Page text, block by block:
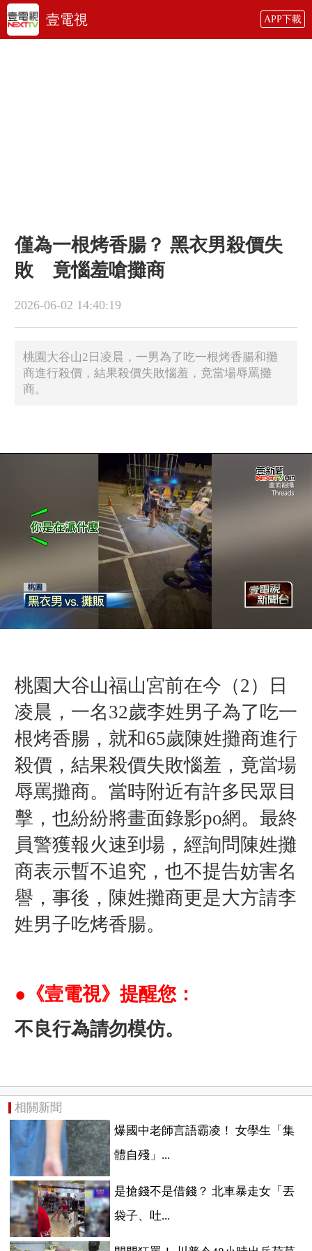
壹電視 APP下載
僅為一根烤香腸？ 黑衣男殺價失
敗 竟惱羞嗆攤商
2026-06-02 14:40:19
桃園大谷山2日凌晨，一男為了吃一根烤香腸和攤
商進行殺價，結果殺價失敗惱羞，竟當場辱罵攤
商。
桃園大谷山福山宮前在今（2）日
凌晨，一名32歲李姓男子為了吃一
根烤香腸， 就和65歲陳姓攤商進行
殺價， 結果殺價失敗惱羞，竟當場
辱罵攤商。 當時附近有許多民眾目
擊，也紛紛將畫面錄影po網。最終
員警獲報火速到場 ， 經詢問 陳姓攤
商表示暫不追究，也不提告妨害名
譽，事後，陳姓攤商更是大方請李
姓男子吃烤香腸。
●《壹電視》提醒您：
不良行為請勿模仿。
相關新聞
爆國中老師言語霸凌！ 女學生「集
體自殘」...
是搶錢不是借錢？ 北車暴走女「丟
袋子、吐...